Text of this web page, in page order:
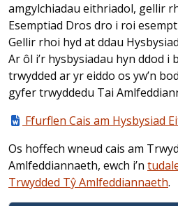
amgylchiadau eithriadol, gellir
Esemptiad Dros dro i roi
Gellir rhoi hyd at ddau
Ar ôl i’r hysbysiadau hyn ddod i
trwydded ar yr eiddo os yw’n
gyfer trwyddedu Tai
Ffurflen Cais am Hysbysiad
Os hoffech wneud cais am
Amlfeddiannaeth, ewch i’n
Trwydded Tŷ Amlfeddiannaeth.